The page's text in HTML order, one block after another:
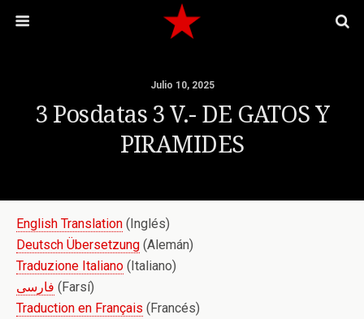
Julio 10, 2025
3 Posdatas 3 V.- DE GATOS Y
PIRAMIDES
English Translation (Inglés)
Deutsch Übersetzung (Alemán)
Traduzione Italiano (Italiano)
فارسی (Farsí)
Traduction en Français (Francés)